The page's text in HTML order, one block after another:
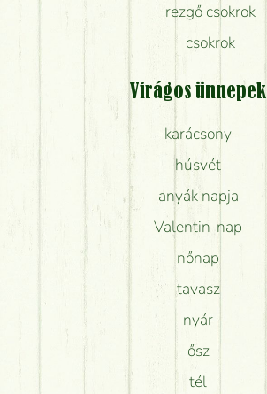
rezgő csokrok
csokrok
Virágos ünnepek
karácsony
húsvét
anyák napja
Valentin-nap
nőnap
tavasz
nyár
ősz
tél